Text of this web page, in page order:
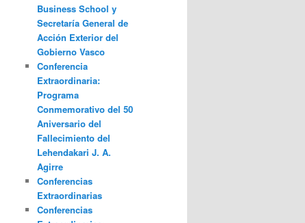
Business School y
Secretaría General de
Acción Exterior del
Gobierno Vasco
Conferencia
Extraordinaria:
Programa
Conmemorativo del 50
Aniversario del
Fallecimiento del
Lehendakari J. A.
Agirre
Conferencias
Extraordinarias
Conferencias